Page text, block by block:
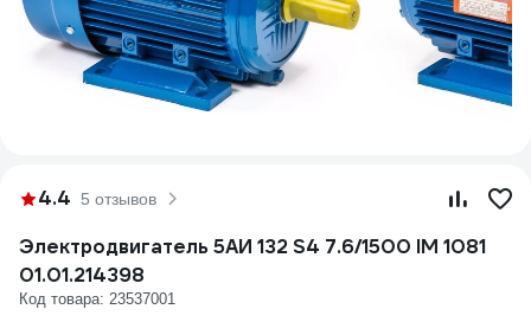
4.4 5 отзывов
Электродвигатель 5АИ 132 S4 7.6/1500 IM 1081
01.01.214398
Код товара: 23537001